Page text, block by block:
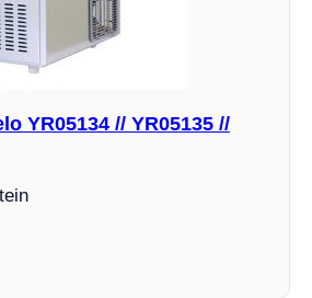
YR05134 // YR05135 //